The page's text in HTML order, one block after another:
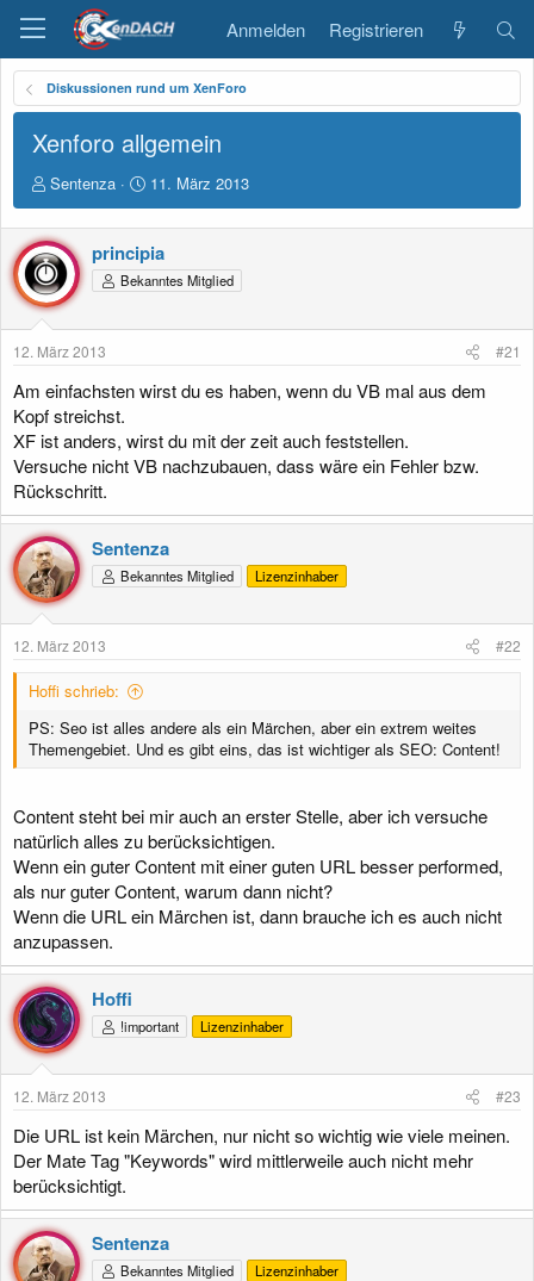
Anmelden Registrieren
Diskussionen rund um XenForo
Xenforo allgemein
E
r
s
t
e
l
l
e
r
Sentenza
E
r
s
t
e
l
t
11. März 2013
principia
Bekanntes Mitglied
12. März 2013 #21
Am einfachsten wirst du es haben, wenn du VB mal aus dem
Kopf streichst.
XF ist anders, wirst du mit der zeit auch feststellen.
Versuche nicht VB nachzubauen, dass wäre ein Fehler bzw.
Rückschritt.
Sentenza
Bekanntes Mitglied Lizenzinhaber
12. März 2013 #22
Hoffi schrieb:
PS: Seo ist alles andere als ein Märchen, aber ein extrem weites
Themengebiet. Und es gibt eins, das ist wichtiger als SEO: Content!
Content steht bei mir auch an erster Stelle, aber ich versuche
natürlich alles zu berücksichtigen.
Wenn ein guter Content mit einer guten URL besser performed,
als nur guter Content, warum dann nicht?
Wenn die URL ein Märchen ist, dann brauche ich es auch nicht
anzupassen.
Hoffi
!important Lizenzinhaber
12. März 2013 #23
Die URL ist kein Märchen, nur nicht so wichtig wie viele meinen.
Der Mate Tag "Keywords" wird mittlerweile auch nicht mehr
berücksichtigt.
Sentenza
Bekanntes Mitglied Lizenzinhaber